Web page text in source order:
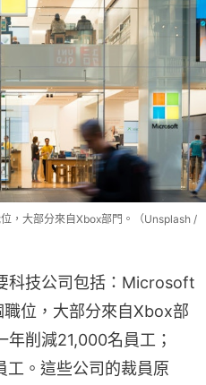
，大部分來自Xbox部門。（Unsplash /
科技公司包括：Microsoft
位，大部分來自Xbox部
年削減21,000名員工；
。這些公司的裁員原